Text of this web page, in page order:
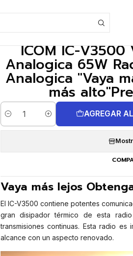
ICOM IC-V3500
Analogica 65W
Analogica "Vaya
más
Cantidad
AGREGAR
Vaya más lejos
El IC-V3500 contiene potentes
gran disipador térmico de esta
transmisiones continuas. Esta radio
alcance con un aspecto renovado.